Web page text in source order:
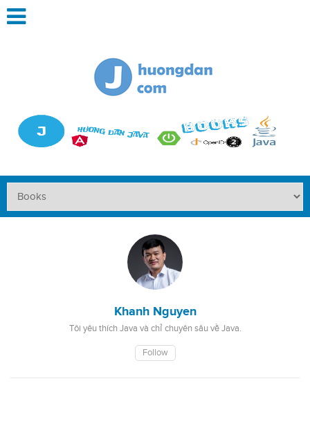
Khanh Nguyen
Tôi yêu thích Java và chỉ chuyên sâu về Java.
Follow